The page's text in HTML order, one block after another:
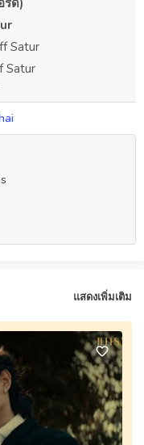
ร์ด)
Satur
Satur
แสดงเพิ่มเติม